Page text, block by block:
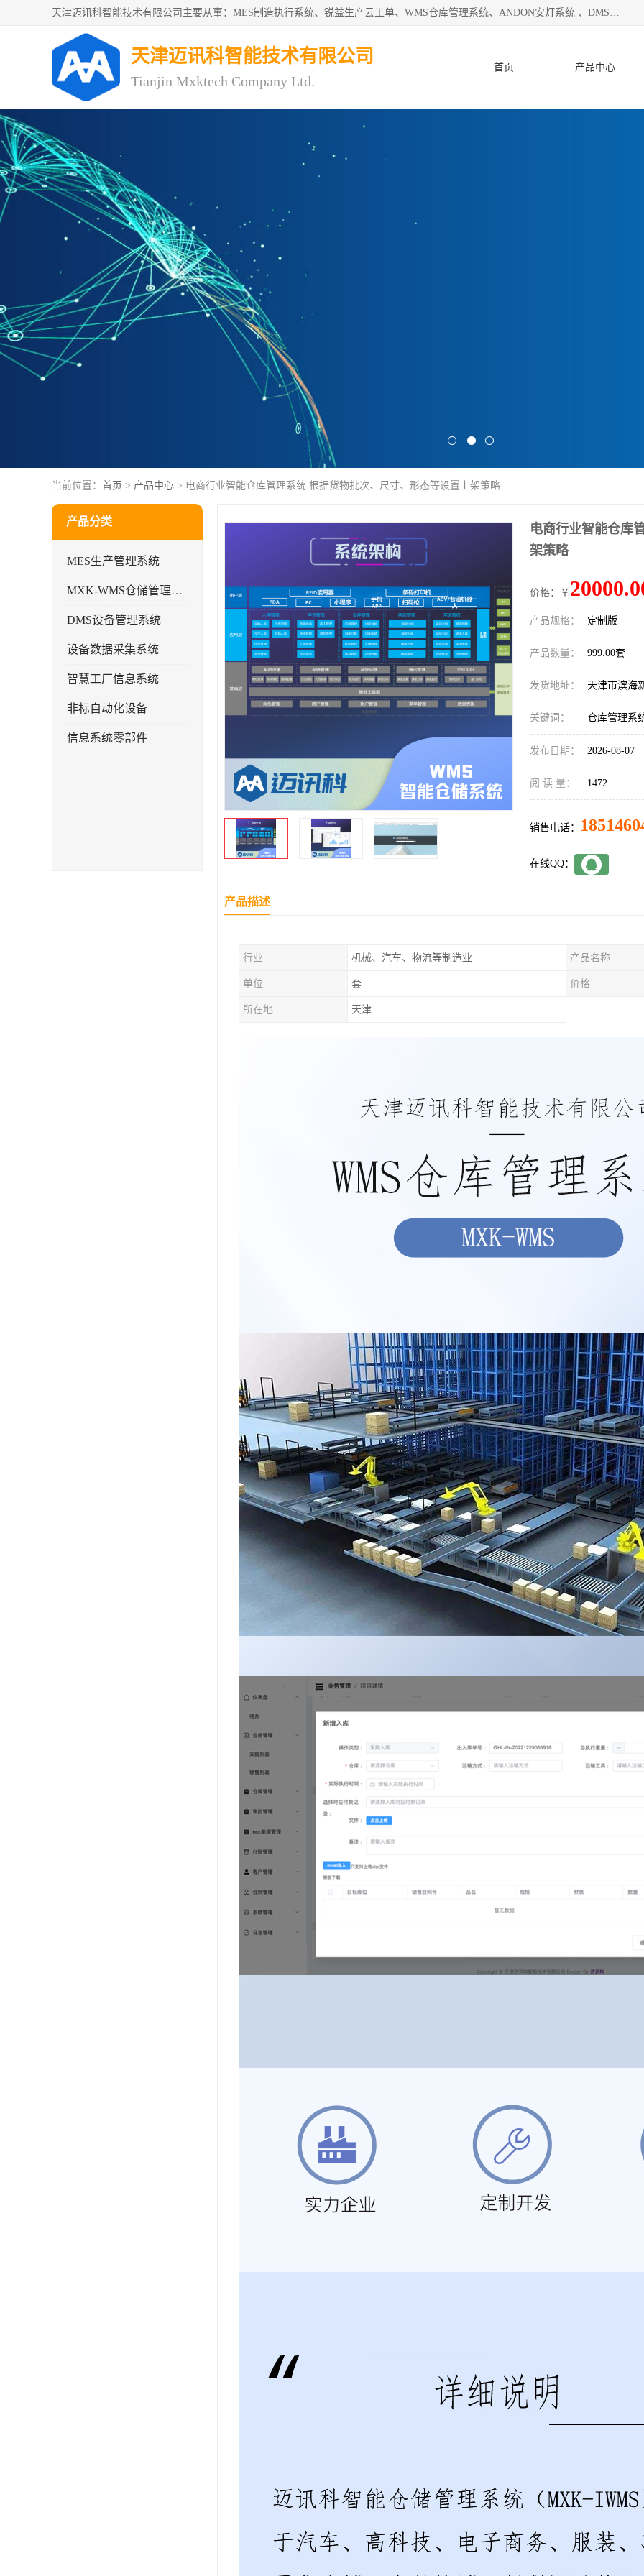
天津迈讯科智能技术有限公司主要从事：MES制造执行系统、锐益生产云工单、WMS仓库管理系统、ANDON安灯系统 、DMS设备管理系统、电气设备健康监测系统、工厂可视化管理、数字化车间；公司是一家专注于企业及制造业信息化、智能化的信息系统集成解决方案提供商的高新技术企业。为企业提供全套的软硬件信息系统集成及安装部署服务。
天津迈讯科智能技术有限公司
Tianjin Mxktech Company Ltd.
首页 产品中心
当前位置： 首页 > 产品中心 > 电商行业智能仓库管理系统 根据货物批次、尺寸、形态等设置上架策略
产品分类
MES生产管理系统
MXK-WMS仓储管理系统
DMS设备管理系统
设备数据采集系统
智慧工厂信息系统
非标自动化设备
信息系统零部件
电商行业智能仓库
架策略
价格：￥
产品规格： 定制版
产品数量： 999.00套
发货地址： 天津市滨海
关键词： 仓库管理系
发布日期： 2026-08-07
阅 读 量： 1472
销售电话：
在线QQ：
产品描述
行业 机械、汽车、物流等制造业 产品名称
单位 套 价格
所在地 天津